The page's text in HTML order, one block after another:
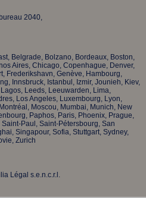
2040,
Belgrade, Bolzano, Bordeaux, Boston,
Aires, Chicago, Copenhague, Denver,
Frederikshavn, Genève, Hambourg,
Innsbruck, Istanbul, Izmir, Jounieh, Kiev,
Leeds, Leeuwarden, Lima,
Los Angeles, Luxembourg, Lyon,
Moscou, Mumbai, Munich, New
Paphos, Paris, Phoenix, Prague,
Paul, Saint-Pétersbourg, San
Singapour, Sofia, Stuttgart, Sydney,
Zurich
Légal s.e.n.c.r.l.